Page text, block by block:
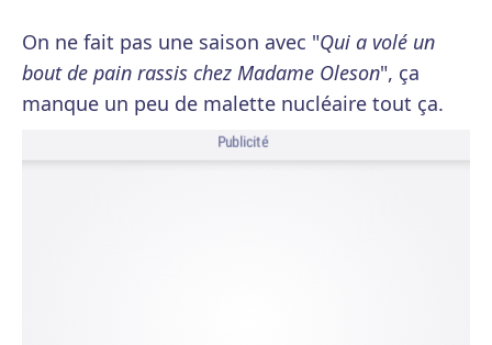
On ne fait pas une saison avec "Qui a volé un
bout de pain rassis chez Madame Oleson", ça
manque un peu de malette nucléaire tout ça.
Publicité